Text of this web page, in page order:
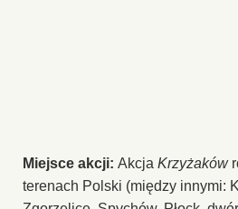
Miejsce akcji: Akcja Krzyżaków
terenach Polski (między innymi: